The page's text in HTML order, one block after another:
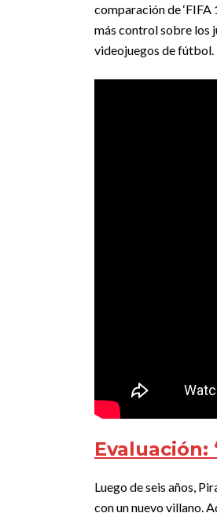
comparación de
más control sobre los
videojuegos de fútbol.
Evaluación:
Luego de seis años,
con un nuevo villano.